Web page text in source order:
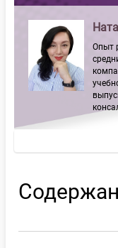
Опыт